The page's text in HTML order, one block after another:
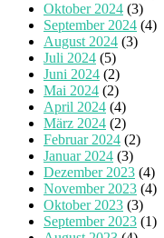
Oktober 2024 (3)
September 2024 (4)
August 2024 (3)
Juli 2024 (5)
Juni 2024 (2)
Mai 2024 (2)
April 2024 (4)
März 2024 (2)
Februar 2024 (2)
Januar 2024 (3)
Dezember 2023 (4)
November 2023 (4)
Oktober 2023 (3)
September 2023 (1)